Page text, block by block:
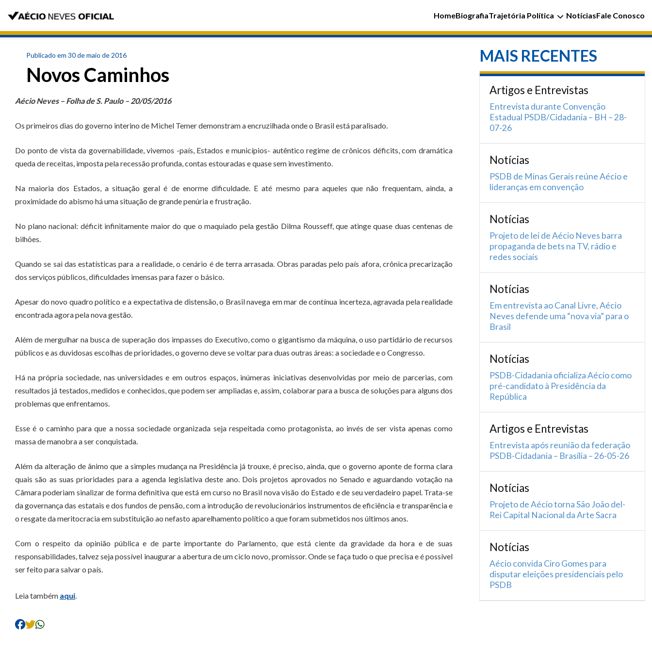
HomeBiografiaTrajetória Política NotíciasFale Conosco
Publicado em 30 de maio de 2016
Novos Caminhos
Aécio Neves – Folha de S. Paulo – 20/05/2016
Os primeiros dias do governo interino de Michel Temer demonstram a encruzilhada onde o Brasil está paralisado.
Do ponto de vista da governabilidade, vivemos -país, Estados e municípios- autêntico regime de crônicos déficits, com dramática
queda de receitas, imposta pela recessão profunda, contas estouradas e quase sem investimento.
Na maioria dos Estados, a situação geral é de enorme dificuldade. E até mesmo para aqueles que não frequentam, ainda, a
proximidade do abismo há uma situação de grande penúria e frustração.
No plano nacional: déficit infinitamente maior do que o maquiado pela gestão Dilma Rousseff, que atinge quase duas centenas de
bilhões.
Quando se sai das estatísticas para a realidade, o cenário é de terra arrasada. Obras paradas pelo país afora, crônica precarização
dos serviços públicos, dificuldades imensas para fazer o básico.
Apesar do novo quadro político e a expectativa de distensão, o Brasil navega em mar de contínua incerteza, agravada pela realidade
encontrada agora pela nova gestão.
Além de mergulhar na busca de superação dos impasses do Executivo, como o gigantismo da máquina, o uso partidário de recursos
públicos e as duvidosas escolhas de prioridades, o governo deve se voltar para duas outras áreas: a sociedade e o Congresso.
Há na própria sociedade, nas universidades e em outros espaços, inúmeras iniciativas desenvolvidas por meio de parcerias, com
resultados já testados, medidos e conhecidos, que podem ser ampliadas e, assim, colaborar para a busca de soluções para alguns dos
problemas que enfrentamos.
Esse é o caminho para que a nossa sociedade organizada seja respeitada como protagonista, ao invés de ser vista apenas como
massa de manobra a ser conquistada.
Além da alteração de ânimo que a simples mudança na Presidência já trouxe, é preciso, ainda, que o governo aponte de forma clara
quais são as suas prioridades para a agenda legislativa deste ano. Dois projetos aprovados no Senado e aguardando votação na
Câmara poderiam sinalizar de forma definitiva que está em curso no Brasil nova visão do Estado e de seu verdadeiro papel. Trata-se
da governança das estatais e dos fundos de pensão, com a introdução de revolucionários instrumentos de eficiência e transparência e
o resgate da meritocracia em substituição ao nefasto aparelhamento político a que foram submetidos nos últimos anos.
Com o respeito da opinião pública e de parte importante do Parlamento, que está ciente da gravidade da hora e de suas
responsabilidades, talvez seja possível inaugurar a abertura de um ciclo novo, promissor. Onde se faça tudo o que precisa e é possível
ser feito para salvar o país.
Leia também aqui.
MAIS RECENTES
Artigos e Entrevistas
Entrevista durante Convenção
Estadual PSDB/Cidadania – BH – 28-
07-26
Notícias
PSDB de Minas Gerais reúne Aécio e
lideranças em convenção
Notícias
Projeto de lei de Aécio Neves barra
propaganda de bets na TV, rádio e
redes sociais
Notícias
Em entrevista ao Canal Livre, Aécio
Neves defende uma “nova via” para o
Brasil
Notícias
PSDB-Cidadania oficializa Aécio como
pré-candidato à Presidência da
República
Artigos e Entrevistas
Entrevista após reunião da federação
PSDB-Cidadania – Brasília – 26-05-26
Notícias
Projeto de Aécio torna São João del-
Rei Capital Nacional da Arte Sacra
Notícias
Aécio convida Ciro Gomes para
disputar eleições presidenciais pelo
PSDB